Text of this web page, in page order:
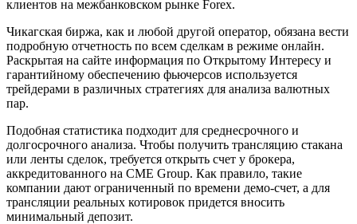
клиентов на межбанковском рынке Forex.
Чикагская биржа, как и любой другой оператор, обязана вести
подробную отчетность по всем сделкам в режиме онлайн.
Раскрытая на сайте информация по Открытому Интересу и
гарантийному обеспечению фьючерсов используется
трейдерами в различных стратегиях для анализа валютных
пар.
Подобная статистика подходит для среднесрочного и
долгосрочного анализа. Чтобы получить трансляцию стакана
или ленты сделок, требуется открыть счет у брокера,
аккредитованного на CME Group. Как правило, такие
компании дают ограниченный по времени демо-счет, а для
трансляции реальных котировок придется вносить
минимальный депозит.